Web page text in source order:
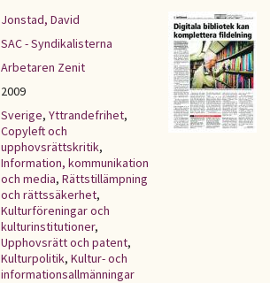
Jonstad, David
SAC - Syndikalisterna
Arbetaren Zenit
2009
Sverige, Yttrandefrihet,
Copyleft och
upphovsrättskritik,
Information, kommunikation
och media, Rättstillämpning
och rättssäkerhet,
Kulturföreningar och
kulturinstitutioner,
Upphovsrätt och patent,
Kulturpolitik, Kultur- och
informationsallmänningar